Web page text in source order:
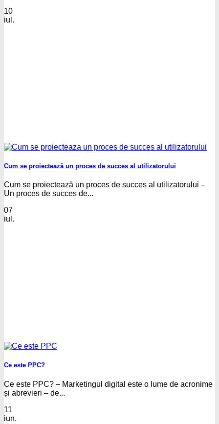
10
iul.
Cum se proiectează un proces de succes al utilizatorului
Cum se proiectează un proces de succes al utilizatorului –
Un proces de succes de...
07
iul.
Ce este PPC?
Ce este PPC? – Marketingul digital este o lume de acronime
și abrevieri – de...
11
iun.